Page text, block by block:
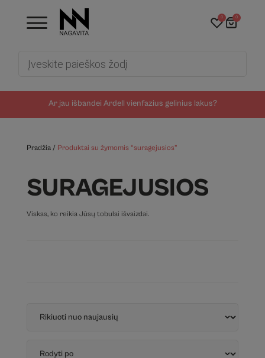
Ar jau išbandei Ardell vienfazius gelinius lakus?
0 0
Pradžia/ Produktai su žymomis “suragejusios”
SURAGEJUSIOS
Viskas, ko reikia Jūsų tobulai išvaizdai.